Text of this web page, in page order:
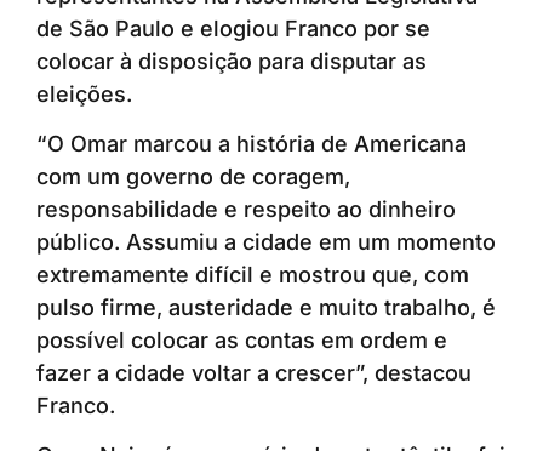
de São Paulo e elogiou Franco por se
colocar à disposição para disputar as
eleições.
“O Omar marcou a história de Americana
com um governo de coragem,
responsabilidade e respeito ao dinheiro
público. Assumiu a cidade em um momento
extremamente difícil e mostrou que, com
pulso firme, austeridade e muito trabalho, é
possível colocar as contas em ordem e
fazer a cidade voltar a crescer”, destacou
Franco.